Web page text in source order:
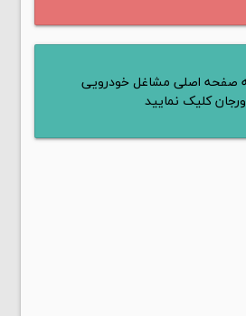
صفحه اصلی مشاغل خودرویی
کلیک نمایید